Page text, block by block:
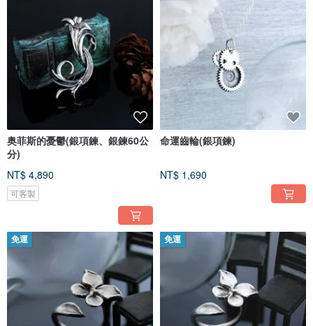
奥菲斯的憂鬱(銀項鍊、銀鍊60公
分)
NT$ 4,890
可客製
命運齒輪(銀項鍊)
NT$ 1,690
免運 免運